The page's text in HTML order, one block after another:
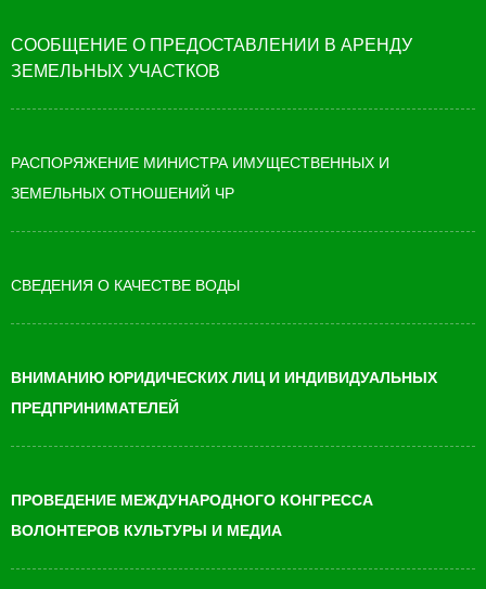
СООБЩЕНИЕ О ПРЕДОСТАВЛЕНИИ В АРЕНДУ
ЗЕМЕЛЬНЫХ УЧАСТКОВ
РАСПОРЯЖЕНИЕ МИНИСТРА ИМУЩЕСТВЕННЫХ И
ЗЕМЕЛЬНЫХ ОТНОШЕНИЙ ЧР
СВЕДЕНИЯ О КАЧЕСТВЕ ВОДЫ
ВНИМАНИЮ ЮРИДИЧЕСКИХ ЛИЦ И ИНДИВИДУАЛЬНЫХ
ПРЕДПРИНИМАТЕЛЕЙ
ПРОВЕДЕНИЕ МЕЖДУНАРОДНОГО КОНГРЕССА
ВОЛОНТЕРОВ КУЛЬТУРЫ И МЕДИА